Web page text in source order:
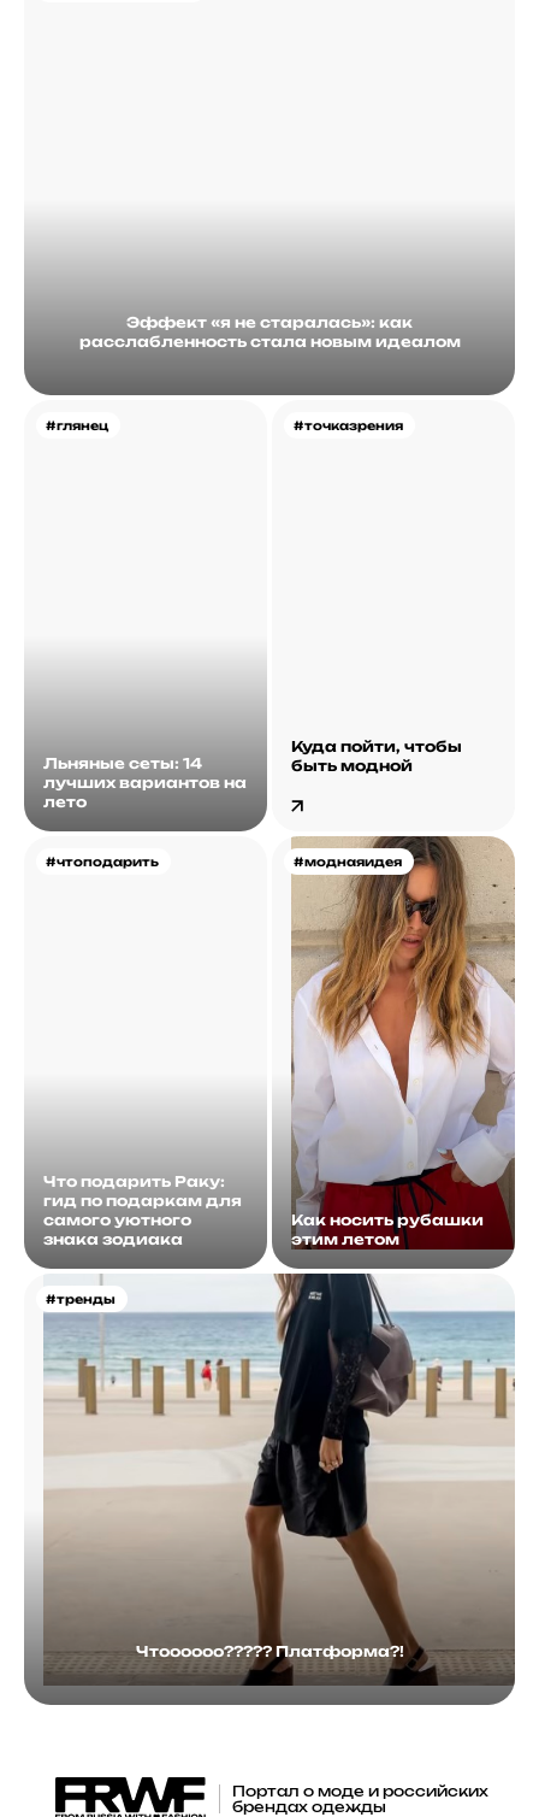
Эффект «я не старалась»: как
расслабленность стала новым идеалом
#глянец
Льняные сеты: 14
лучших вариантов на
лето
#точказрения
Куда пойти, чтобы
быть модной
#чтоподарить
Что подарить Раку:
гид по подаркам для
самого уютного
знака зодиака
#моднаяидея
Как носить рубашки
этим летом
#тренды
Чтоооооо????? Платформа?!
Портал о моде и российских
брендах одежды